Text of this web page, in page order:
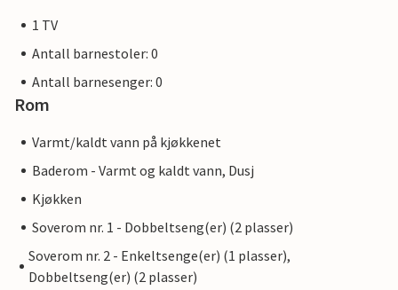
1 TV
Antall barnestoler: 0
Antall barnesenger: 0
Rom
Varmt/kaldt vann på kjøkkenet
Baderom - Varmt og kaldt vann, Dusj
Kjøkken
Soverom nr. 1 - Dobbeltseng(er) (2 plasser)
Soverom nr. 2 - Enkeltsenge(er) (1 plasser),
Dobbeltseng(er) (2 plasser)